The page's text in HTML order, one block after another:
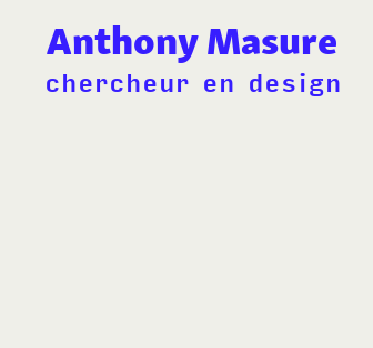
Anthony Masure
chercheur en design